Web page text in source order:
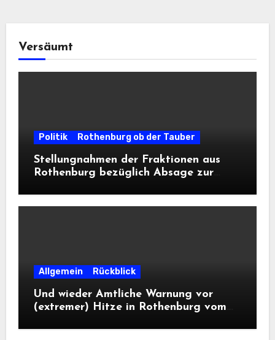
Versäumt
Politik Rothenburg ob der Tauber
Stellungnahmen der Fraktionen aus
Rothenburg bezüglich Absage zur
Allgemein Rückblick
Und wieder Amtliche Warnung vor
(extremer) Hitze in Rothenburg vom